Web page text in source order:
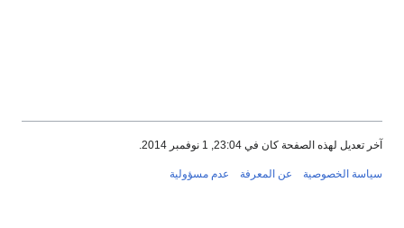
لهذه الصفحة كان في 23:04, 1 نوفمبر 2014.
الخصوصية عن المعرفة عدم مسؤولية